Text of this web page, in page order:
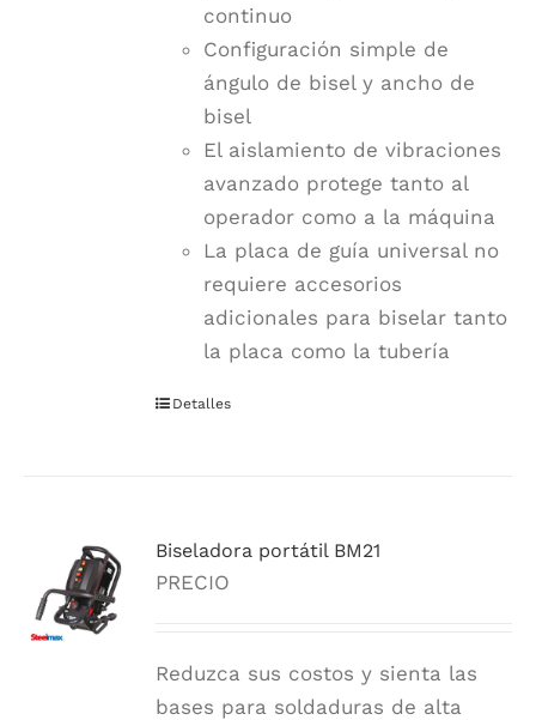
continuo
Configuración simple de
ángulo de bisel y ancho de
bisel
El aislamiento de vibraciones
avanzado protege tanto al
operador como a la máquina
La placa de guía universal no
requiere accesorios
adicionales para biselar tanto
la placa como la tubería
Detalles
Biseladora portátil BM21
PRECIO
Reduzca sus costos y sienta las
bases para soldaduras de alta